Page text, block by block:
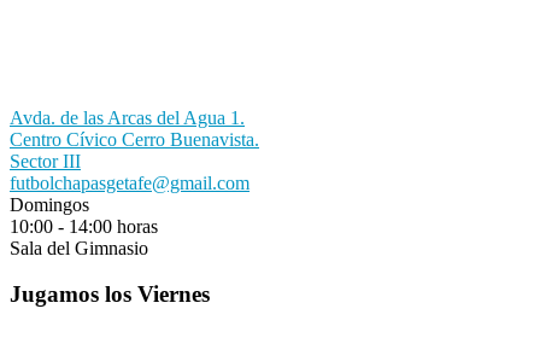
Avda. de las Arcas del Agua 1.
Centro Cívico Cerro Buenavista.
Sector III
futbolchapasgetafe@gmail.com
Domingos
10:00 - 14:00 horas
Sala del Gimnasio
Jugamos los Viernes